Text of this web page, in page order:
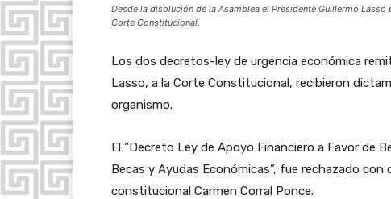
Desde la disolución de la Asamblea el Presidente Guillermo
Corte Constitucional.
Los dos decretos-ley de urgencia económica
Lasso, a la Corte Constitucional, recibieron
organismo.
El “Decreto Ley de Apoyo Financiero a Favor de
Becas y Ayudas Económicas”, fue rechazado
constitucional Carmen Corral Ponce.